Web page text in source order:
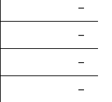
–
–
–
–